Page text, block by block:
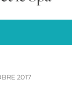
2017